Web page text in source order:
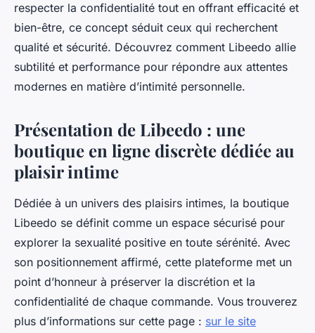
respecter la confidentialité tout en offrant efficacité et
bien-être, ce concept séduit ceux qui recherchent
qualité et sécurité. Découvrez comment Libeedo allie
subtilité et performance pour répondre aux attentes
modernes en matière d’intimité personnelle.
Présentation de Libeedo : une
boutique en ligne discrète dédiée au
plaisir intime
Dédiée à un univers des plaisirs intimes, la boutique
Libeedo se définit comme un espace sécurisé pour
explorer la sexualité positive en toute sérénité. Avec
son positionnement affirmé, cette plateforme met un
point d’honneur à préserver la discrétion et la
confidentialité de chaque commande. Vous trouverez
plus d’informations sur cette page : sur le site